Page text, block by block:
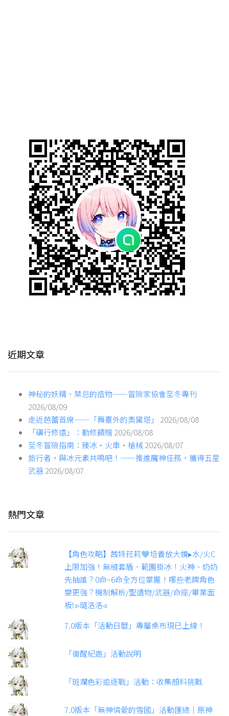
近期文章
神秘的妖精、禁忌的造物——冒險家協會至冬專刊
2026/08/09
走近芭蕾首席——「舞臺外的奧黛塔」
2026/08/08
「礪行修遠」：勤修饋贈 2026/08/08
至冬冒險指南：臻冰·火車·槍械2026/08/07
旅行者，與冰元素共鳴吧！——推進魔神任務，獲得五星
武器2026/08/07
熱門文章
【角色攻略】茜特菈莉
培養放大鏡▸水/火C
上限加強！無縫套盾、範圍掛冰！火神、奶奶
先抽誰？0命~6命全方位掌握！哪些老牌角色
變更強？機制解析/聖遺物/武器/命座/畢業面
板! ▹璐洛洛◃
7.0版本「活動日曆」專屬桌布現已上線！
「復醒紀遊」活動說明
「斑斕色彩追逐戰」活動：收集顏料挑戰
7.0版本「無神憐愛的雪國」活動匯總｜原神